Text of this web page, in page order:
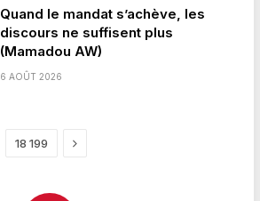
Quand le mandat s’achève, les
discours ne suffisent plus
(Mamadou AW)
6 AOÛT 2026
18 199 Next